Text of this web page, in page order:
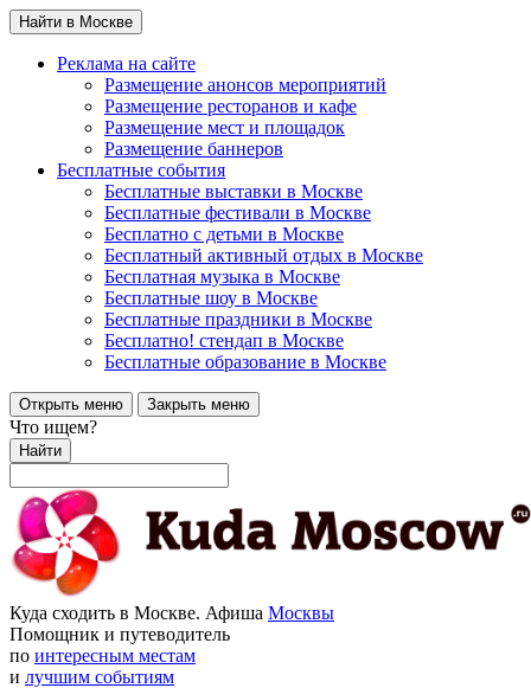
Найти в Москве
Реклама на сайте
Размещение анонсов мероприятий
Размещение ресторанов и кафе
Размещение мест и площадок
Размещение баннеров
Бесплатные события
Бесплатные выставки в Москве
Бесплатные фестивали в Москве
Бесплатно с детьми в Москве
Бесплатный активный отдых в Москве
Бесплатная музыка в Москве
Бесплатные шоу в Москве
Бесплатные праздники в Москве
Бесплатно! стендап в Москве
Бесплатные образование в Москве
Открыть меню Закрыть меню
Что ищем?
Найти
Куда сходить в Москве. Афиша Москвы
Помощник и путеводитель
по интересным местам
и лучшим событиям